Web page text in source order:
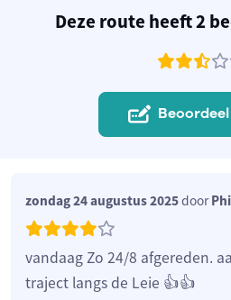
Deze route heeft 2
zondag 24 augustus 2025door
vandaag Zo 24/8 afgereden.
traject langs de Leie 👍👍